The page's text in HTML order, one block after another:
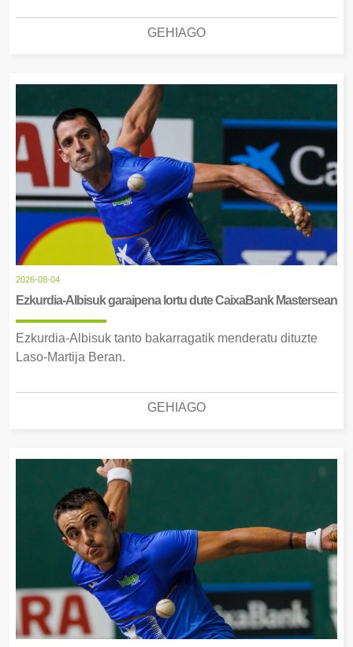
GEHIAGO
2026-08-04
Ezkurdia-Albisuk garaipena lortu dute CaixaBank Mastersean
Ezkurdia-Albisuk tanto bakarragatik menderatu dituzte
Laso-Martija Beran.
GEHIAGO